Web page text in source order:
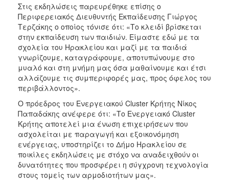
Στις εκδηλώσεις παρευρέθηκε επίσης ο
Περιφερειακός Διευθυντής Εκπαίδευσης Γιώργος
Τερζάκης ο οποίος τόνισε ότι: «Το κλειδί βρίσκεται
στην εκπαίδευση των παιδιών. Είμαστε εδώ με τα
σχολεία του Ηρακλείου και μαζί με τα παιδιά
γνωρίζουμε, καταγράφουμε, αποτυπώνουμε στο
μυαλό και στη μνήμη μας όσα μαθαίνουμε και έτσι
αλλάζουμε τις συμπεριφορές μας, προς όφελος του
περιβάλλοντος».
Ο πρόεδρος του Ενεργειακού Cluster Κρήτης Νίκος
Παπαδάκης ανέφερε ότι: «Το Ενεργειακό Cluster
Κρήτης αποτελεί μια ένωση επιχειρήσεων που
ασχολείται με παραγωγή και εξοικονόμηση
ενέργειας, υποστηρίζει το Δήμο Ηρακλείου σε
ποικίλες εκδηλώσεις με στόχο να αναδειχθούν οι
δυνατότητες που προσφέρει η σύγχρονη τεχνολογία
στους τομείς των αρμοδιοτήτων μας».